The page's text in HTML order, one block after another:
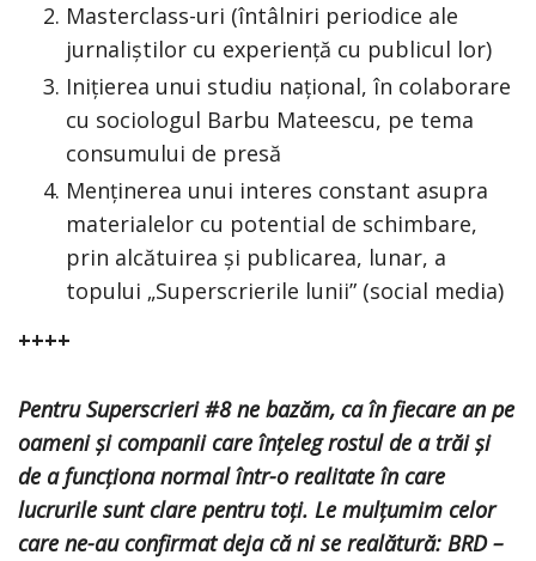
Masterclass-uri (întâlniri periodice ale
jurnaliștilor cu experiență cu publicul lor)
Inițierea unui studiu național, în colaborare
cu sociologul Barbu Mateescu, pe tema
consumului de presă
Menținerea unui interes constant asupra
materialelor cu potential de schimbare,
prin alcătuirea și publicarea, lunar, a
topului „Superscrierile lunii” (social media)
++++
Pentru Superscrieri #8 ne bazăm, ca în fiecare an pe
oameni și companii care înțeleg rostul de a trăi și
de a funcționa normal într-o realitate în care
lucrurile sunt clare pentru toți. Le mulțumim celor
care ne-au confirmat deja că ni se realătură: BRD –